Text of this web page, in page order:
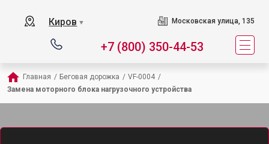
Киров ▼ Московская улица, 135
+7 (800) 350-44-53
Главная / Беговая дорожка / VF-0004 /
Замена моторного блока нагрузочного устройства